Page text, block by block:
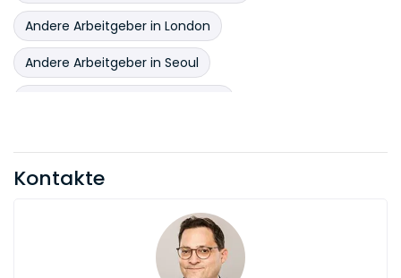
Andere Arbeitgeber in London
Andere Arbeitgeber in Seoul
Andere Arbeitgeber in Präfektur Tokio
Kontakte